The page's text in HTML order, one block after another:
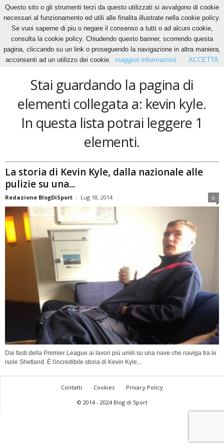
Home Tags Kevin kyle
kevin kyle
Stai guardando la pagina di
elementi collegata a: kevin kyle.
In questa lista potrai leggere 1
elementi.
La storia di Kevin Kyle, dalla nazionale alle
pulizie su una...
Redazione BlogDiSport - Lug 18, 2014 0
Dai fasti della Premier League ai lavori più umili su una nave che naviga tra le
isole Shetland. È l'incredibile storia di Kevin Kyle,...
Contatti Cookies
Privacy Policy
© 2014 - 2024 Blog di Sport
Questo sito o gli strumenti terzi da questo utilizzati si avvalgono di cookie
necessari al funzionamento ed utili alle finalita illustrate nella cookie policy.
Se vuoi saperne di piu o negare il consenso a tutti o ad alcuni cookie,
consulta la cookie policy. Chiudendo questo banner, scorrendo questa
pagina, cliccando su un link o proseguendo la navigazione in altra maniera,
acconsenti ad un utilizzo dei cookie.
maggiori informazioni ACCETTA